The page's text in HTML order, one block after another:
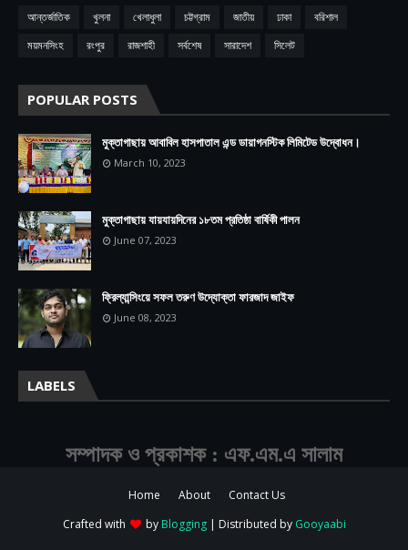
আন্তর্জাতিক খুলনা খেলাধুলা চট্টগ্রাম জাতীয় ঢাকা
বরিশাল
ময়মনসিংহ
রংপুর রাজশাহী সর্বশেষ সারাদেশ সিলেট
POPULAR POSTS
মুক্তাগাছায় আবাবিল হাসপাতাল এন্ড ডায়াগনস্টিক লিমিটেড উদ্বোধন।
March 10, 2023
মুক্তাগাছায় যায়যায়দিনের ১৮তম প্রতিষ্ঠা বার্ষিকী পালন
June 07, 2023
ফ্রিল্যান্সিংয়ে সফল তরুণ উদ্যোক্তা ফারজাদ জাইফ
June 08, 2023
LABELS
সম্পাদক ও প্রকাশক : এফ.এম.এ সালাম
Home About
Contact Us
Crafted with
by Blogging| Distributed by Gooyaabi